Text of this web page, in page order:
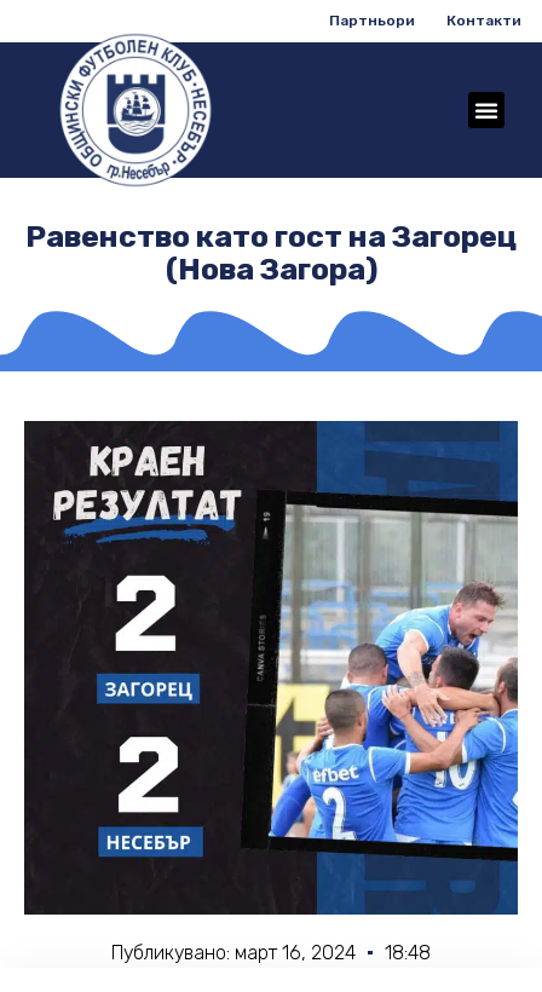
Партньори Контакти
Равенство като гост на Загорец
(Нова Загора)
Публикувано: март 16, 2024 18:48